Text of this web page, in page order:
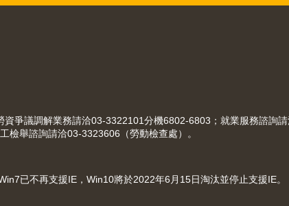
爭議調解業務請洽03-3322101分機6802-6803；就業服務諮詢
檢舉諮詢請洽03-3323606（勞動檢查處）。
已不再支援IE，Win10將於2022年6月15日淘汰並停止支援IE。